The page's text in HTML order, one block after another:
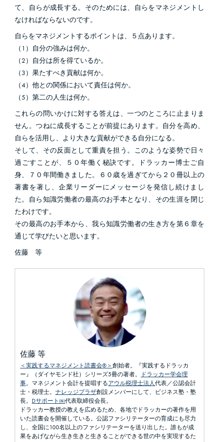
て、自らが成長する。そのためには、自らをマネジメントし
なければならないのです。
自らをマネジメントするポイントは、５点あります。
（1）自分の強みは何か。
（2）自分は所を得ているか。
（3）果たすべき貢献は何か。
（4）他との関係において責任は何か。
（5）第二の人生は何か。
これらの問いかけに対する答えは、一つのところに止まりま
せん。つねに成長することが前提にあります。自分を高め、
自らを活用し、より大きな貢献ができる自分になる。
そして、その反面として重責を担う。このような姿勢で日々
過ごすことが、５０年働く秘訣です。ドラッカー博士ご自
身、７０年間働きました。６０歳を過ぎてから２０冊以上の
著書を著し、企業リーダーにメッセージを発信し続けまし
た。自ら知識労働者の最高のお手本となり、その生涯を閉じ
たわけです。
その最高のお手本から、我ら知識労働者の生き方を第６章を
通じて学びたいと思います。
佐藤 等
佐藤 等
＜実践するマネジメント読書会®＞創始者。『実践するドラッカ
ー』（ダイヤモンド社）シリーズ5冊の著者。
ドラッカー学会理
事。マネジメント会計を提唱するアウル税理士法人代表／公認会計
士・税理士。 ナレッジプラザ創設メンバーにして、ビジネス塾・塾
長。 Dサポート㈱代表取締役会長。
ドラッカー教授の教えを広めるため、各地でドラッカーの著作を用
いた読書会を開催している。公認ファシリテーターの育成にも尽力
し、全国に100名以上のファシリテーターを送り出した。誰もが成
果をあげながら生き生きと生きることができる世の中を実現するた